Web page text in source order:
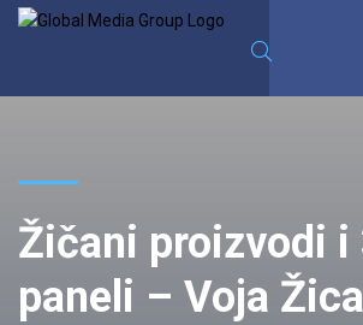
Žičani proizvodi i
paneli – Voja Žica